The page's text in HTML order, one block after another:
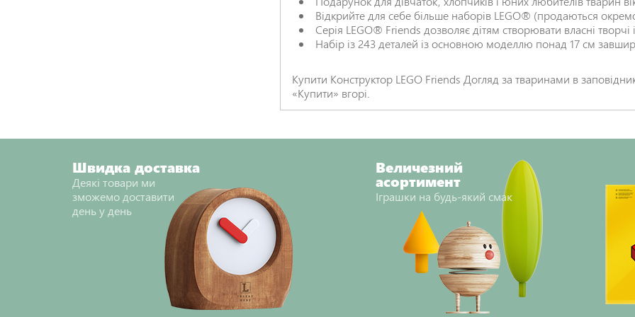
Відкрийте для себе більше наборів LEGO® (продаються
Серія LEGO® Friends дозволяє дітям створювати власні творчі
Набір із 243 деталей із основною моделлю понад 17 см
Купити Конструктор LEGO Friends Догляд за тваринами в
«Купити» вгорі.
Швидка доставка
Деякі товари ми
зможемо доставити
день у день
Величезний
асортимент
Іграшки на будь-який смак